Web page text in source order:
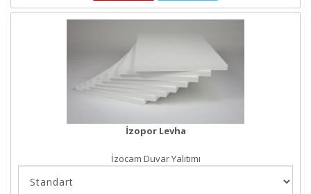
İzopor Levha
İzocam Duvar Yalıtımı